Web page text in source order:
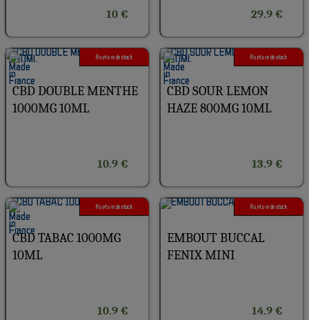
10 € 29.9 €
Rupture de stock
CBD DOUBLE MENTHE
1000MG 10ML
10.9 €
Rupture de stock
CBD SOUR LEMON
HAZE 800MG 10ML
13.9 €
Rupture de stock
CBD TABAC 1000MG
10ML
10.9 €
Rupture de stock
EMBOUT BUCCAL
FENIX MINI
14.9 €